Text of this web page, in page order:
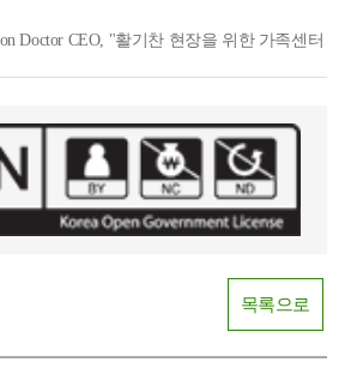
CEO, "활기찬 현장을 위한 가족센터
목록으로